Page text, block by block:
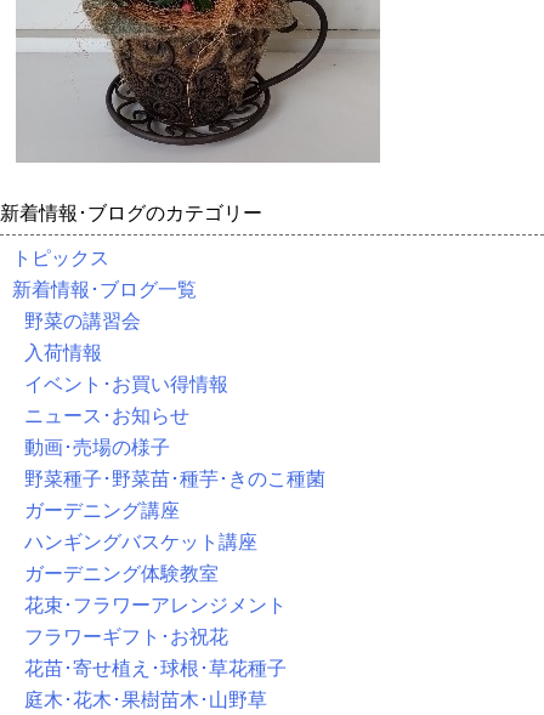
新着情報･ブログのカテゴリー
トピックス
新着情報･ブログ一覧
野菜の講習会
入荷情報
イベント･お買い得情報
ニュース･お知らせ
動画･売場の様子
野菜種子･野菜苗･種芋･きのこ種菌
ガーデニング講座
ハンギングバスケット講座
ガーデニング体験教室
花束･フラワーアレンジメント
フラワーギフト･お祝花
花苗･寄せ植え･球根･草花種子
庭木･花木･果樹苗木･山野草